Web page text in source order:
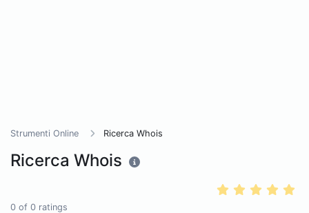
Strumenti Online Ricerca Whois
Ricerca Whois
0 of 0 ratings